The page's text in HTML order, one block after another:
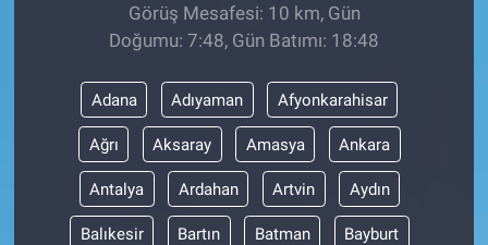
Görüş Mesafesi: 10 km, Gün
Doğumu: 7:48, Gün Batımı: 18:48
Adana Adıyaman Afyonkarahisar
Ağrı Aksaray Amasya Ankara
Antalya Ardahan Artvin Aydın
Balıkesir Bartın Batman Bayburt